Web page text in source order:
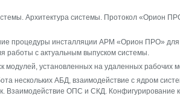
Архитектура системы. Протокол «Орион
процедуры инсталляции АРМ «Орион ПРО»
с актуальным выпуском системы.
установленных на удаленных рабочих
нескольких АБД, взаимодействие с ядром
ОПС и СКД. Конфигурирование